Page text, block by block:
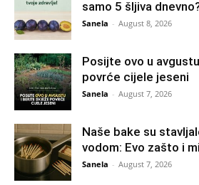
samo 5 šljiva
Sanela - August 8, 2026
Posijte ovo u
povrće cijele jeseni
Sanela - August 7, 2026
Naše bake su
vodom: Evo zašto i
Sanela - August 7, 2026